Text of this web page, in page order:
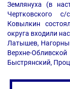
Землянуха (в
Чертковского
Ковылкин
округа входили
Латышев,
Верхне-
Быстрянский,